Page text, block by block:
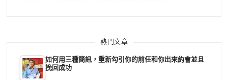
熱門文章
如何用三種簡訊，重新勾引你的前任和你出來約會並且
挽回成功